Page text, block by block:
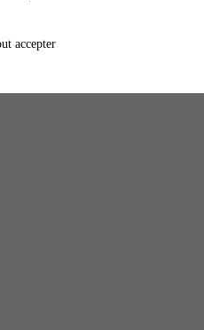
accepter